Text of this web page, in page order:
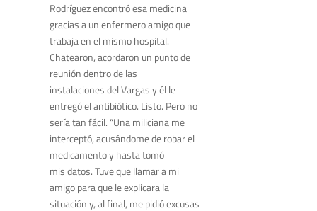
Rodríguez encontró esa medicina
gracias a un enfermero amigo que
trabaja en el mismo hospital.
Chatearon, acordaron un punto de
reunión dentro de las
instalaciones del Vargas y él le
entregó el antibiótico. Listo. Pero no
sería tan fácil. “Una miliciana me
interceptó, acusándome de robar el
medicamento y hasta tomó
mis datos. Tuve que llamar a mi
amigo para que le explicara la
situación y, al final, me pidió excusas